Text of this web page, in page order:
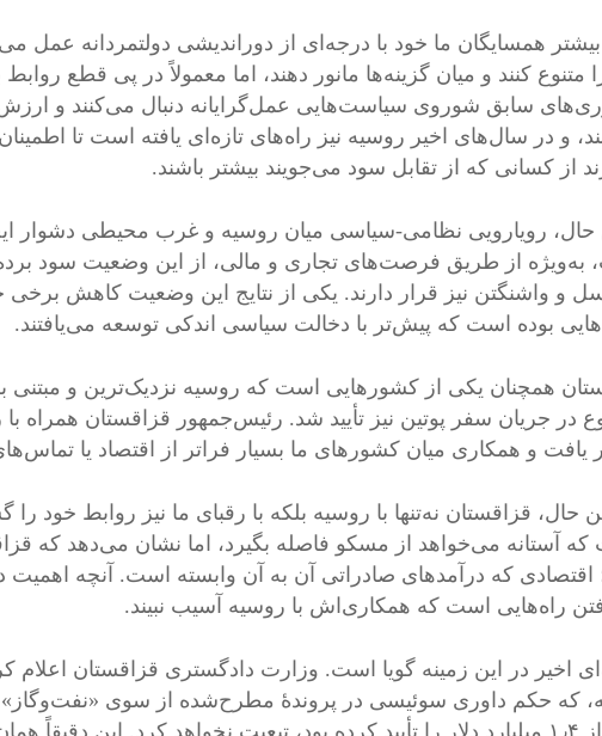
همسایگان ما خود با درجه‌ای از دوراندیشی دولتمردانه
متنوع کنند و میان گزینه‌ها مانور دهند، اما معمولاً در پی قطع
سابق شوروی سیاست‌هایی عمل‌گرایانه دنبال می‌کنند و
و در سال‌های اخیر روسیه نیز راه‌های تازه‌ای یافته است تا
از کسانی که از تقابل سود می‌جویند بیشتر باشند.
حال، رویارویی نظامی-سیاسی میان روسیه و غرب محیطی دشوار
به‌ویژه از طریق فرصت‌های تجاری و مالی، از این وضعیت سود
و واشنگتن نیز قرار دارند. یکی از نتایج این وضعیت کاهش
بوده است که پیش‌تر با دخالت سیاسی اندکی توسعه می‌یافتند.
همچنان یکی از کشورهایی است که روسیه نزدیک‌ترین و مبتنی بر
یافت و همکاری میان کشورهای ما بسیار فراتر از اقتصاد یا
حال، قزاقستان نه‌تنها با روسیه بلکه با رقبای ما نیز روابط خود
آستانه می‌خواهد از مسکو فاصله بگیرد، اما نشان می‌دهد که
اقتصادی که درآمدهای صادراتی آن به آن وابسته است. آنچه اهمیت
راه‌هایی است که همکاری‌اش با روسیه آسیب نبیند.
اخیر در این زمینه گویا است. وزارت دادگستری قزاقستان اعلام
که حکم داوری سوئیسی در پروندهٔ مطرح‌شده از سوی «نفت‌وگاز»
بیش از ۱٫۴ میلیارد دلار را تأیید کرده بود، تبعیت نخواهد کرد. این